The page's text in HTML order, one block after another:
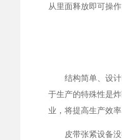
从里面释放即可操
结构简单、设计
于生产的特殊性是
业，将提高生产效
皮带张紧设备没